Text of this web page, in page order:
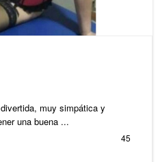
muy simpática y
una buena ...
45